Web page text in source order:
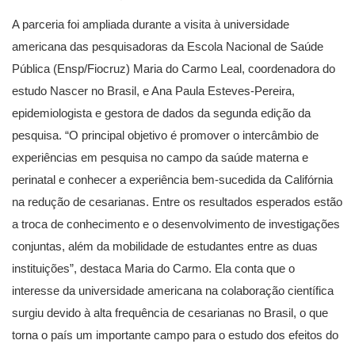
A parceria foi ampliada durante a visita à universidade
americana das pesquisadoras da Escola Nacional de Saúde
Pública (Ensp/Fiocruz) Maria do Carmo Leal, coordenadora do
estudo Nascer no Brasil, e Ana Paula Esteves-Pereira,
epidemiologista e gestora de dados da segunda edição da
pesquisa. “O principal objetivo é promover o intercâmbio de
experiências em pesquisa no campo da saúde materna e
perinatal e conhecer a experiência bem-sucedida da Califórnia
na redução de cesarianas. Entre os resultados esperados estão
a troca de conhecimento e o desenvolvimento de investigações
conjuntas, além da mobilidade de estudantes entre as duas
instituições”, destaca Maria do Carmo. Ela conta que o
interesse da universidade americana na colaboração científica
surgiu devido à alta frequência de cesarianas no Brasil, o que
torna o país um importante campo para o estudo dos efeitos do